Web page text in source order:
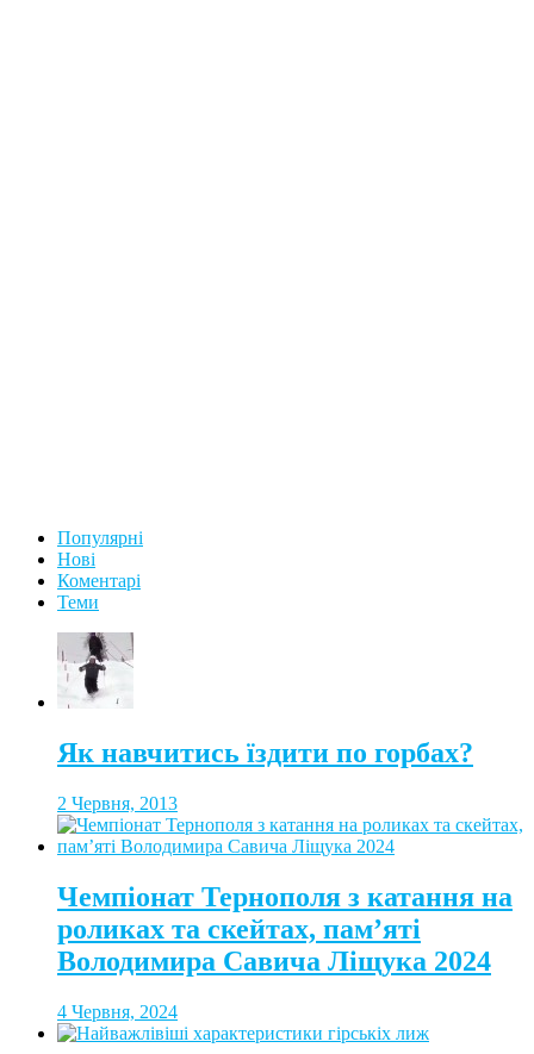
Популярні
Нові
Коментарі
Теми
Як навчитись їздити по горбах?
2 Червня, 2013
Чемпіонат Тернополя з катання на
роликах та скейтах, пам’яті
Володимира Савича Ліщука 2024
4 Червня, 2024